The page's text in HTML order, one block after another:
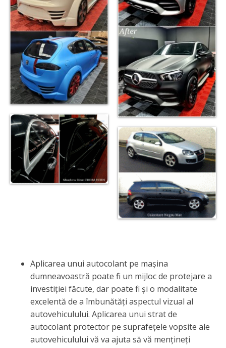
Aplicarea unui autocolant pe mașina
dumneavoastră poate fi un mijloc de protejare a
investiției făcute, dar poate fi și o modalitate
excelentă de a îmbunătăți aspectul vizual al
autovehiculului. Aplicarea unui strat de
autocolant protector pe suprafețele vopsite ale
autovehiculului vă va ajuta să vă mențineți